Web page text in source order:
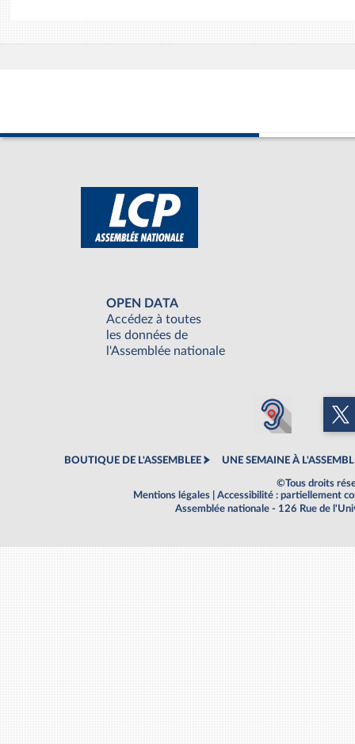
OPEN DATA
Accédez à toutes
les données de
l'Assemblée nationale
BOUTIQUE DE L'ASSEMBLEE UNE SEMAINE À
©Tous droits
Mentions légales
Accessibilité : partiellement
Assemblée nationale - 126 Rue de